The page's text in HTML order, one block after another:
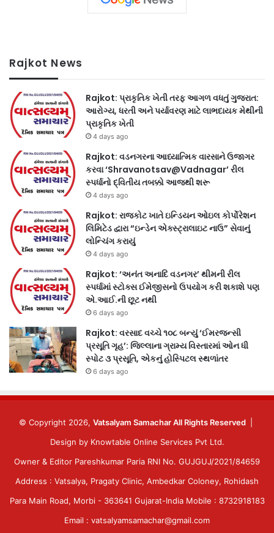
Rajkot News
Rajkot: પ્રાકૃતિક ખેતી તરફ આગળ વધતું ગુજરાત:
આરોગ્ય, ધરતી અને પર્યાવરણ માટે લાભદાયક મેથીની
પ્રાકૃતિક ખેતી
4 days ago
Rajkot: વડનગરના આધ્યાત્મિક વારસાને ઉજાગર
કરવા ‘Shravanotsav@Vadnagar’ રીલ
સ્પર્ધાનો દ્વિતીય તબક્કો આજથી શરૂ
4 days ago
Rajkot: રાજકોટ ખાતે ઇન્ડિયન ઓઇલ કોર્પોરેશન
લિમિટેડ દ્વારા “ઇન્ડેન એક્સ્ટ્રાલાઇટ નાઉ” સેવાનું
લોન્ચિંગ કરાયું
4 days ago
Rajkot: ‘અનંત અનાદિ વડનગર’ થીમની રીલ
સ્પર્ધામાં સ્ટોક્સ ઈમેજીસનો ઉપયોગ કરી શકાશે પણ
એ.આઈ.ની છૂટ નથી
6 days ago
Rajkot: વરસાદ વચ્ચે ૧૦૮ બન્યું ‘ઈમરજન્સી
પ્રસૂતિ ગૃહ’: જિલ્લાના ગ્રામ્ય વિસ્તારમાં ઓન ધી
સ્પોટ ૩ પ્રસૂતિ, એકનું હોસ્પિટલ સ્થળાંતર
6 days ago
© Copyright 2026, Vatsalyam Samachar All Rights Reserved
Design by Knowtable Online Services Pvt Ltd.
Owner & Editor Pareshkumar Paria RNI No. GUJGUJ/2021/84659
Address : Vatsalya, Pragaty Clinic, Ambedkar Coloney, Rohidash
Para Main Road, Morbi - 363641 Gujarat-India Mobile : 8732918183
Email : vatsalyamsamachar@gmail.com